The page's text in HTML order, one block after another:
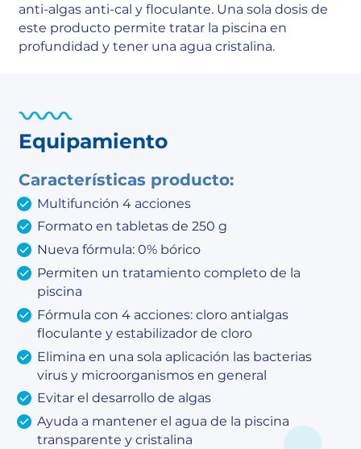
anti-algas anti-cal y floculante. Una sola dosis de
este producto permite tratar la piscina en
profundidad y tener una agua cristalina.
Equipamiento
Características producto:
Multifunción 4 acciones
Formato en tabletas de 250 g
Nueva fórmula: 0% bórico
Permiten un tratamiento completo de la
piscina
Fórmula con 4 acciones: cloro antialgas
floculante y estabilizador de cloro
Elimina en una sola aplicación las bacterias
virus y microorganismos en general
Evitar el desarrollo de algas
Ayuda a mantener el agua de la piscina
transparente y cristalina